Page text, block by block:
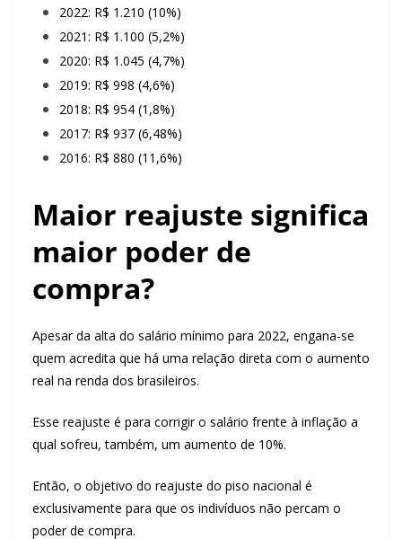
2022: R$ 1.210 (10%)
2021: R$ 1.100 (5,2%)
2020: R$ 1.045 (4,7%)
2019: R$ 998 (4,6%)
2018: R$ 954 (1,8%)
2017: R$ 937 (6,48%)
2016: R$ 880 (11,6%)
Maior reajuste significa
maior poder de
compra?
Apesar da alta do salário mínimo para 2022, engana-se
quem acredita que há uma relação direta com o aumento
real na renda dos brasileiros.
Esse reajuste é para corrigir o salário frente à inflação a
qual sofreu, também, um aumento de 10%.
Então, o objetivo do reajuste do piso nacional é
exclusivamente para que os indivíduos não percam o
poder de compra.